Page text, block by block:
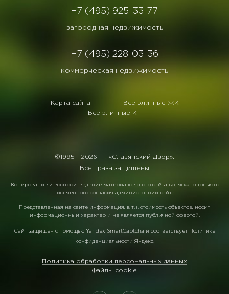
+7 (495) 925-33-77
загородная недвижимость
+7 (495) 228-03-36
коммерческая недвижимость
Карта сайта
Все элитные ЖК
Все элитные КП
©1995 - 2026 гг. «Славянский Двор».
Все права защищены
Копирование и воспроизведение материалов этого сайта возможно только с
письменного согласия администрации сайта.
Представленная на сайте информация, в т.ч. стоимость объектов, носит
информационный характер и не является публичной офертой.
Сайт защищен с помощью Yandex SmartCaptcha и соответствует Политике
конфиденциальности Яндекс.
Политика обработки персональных данных
Файлы cookie